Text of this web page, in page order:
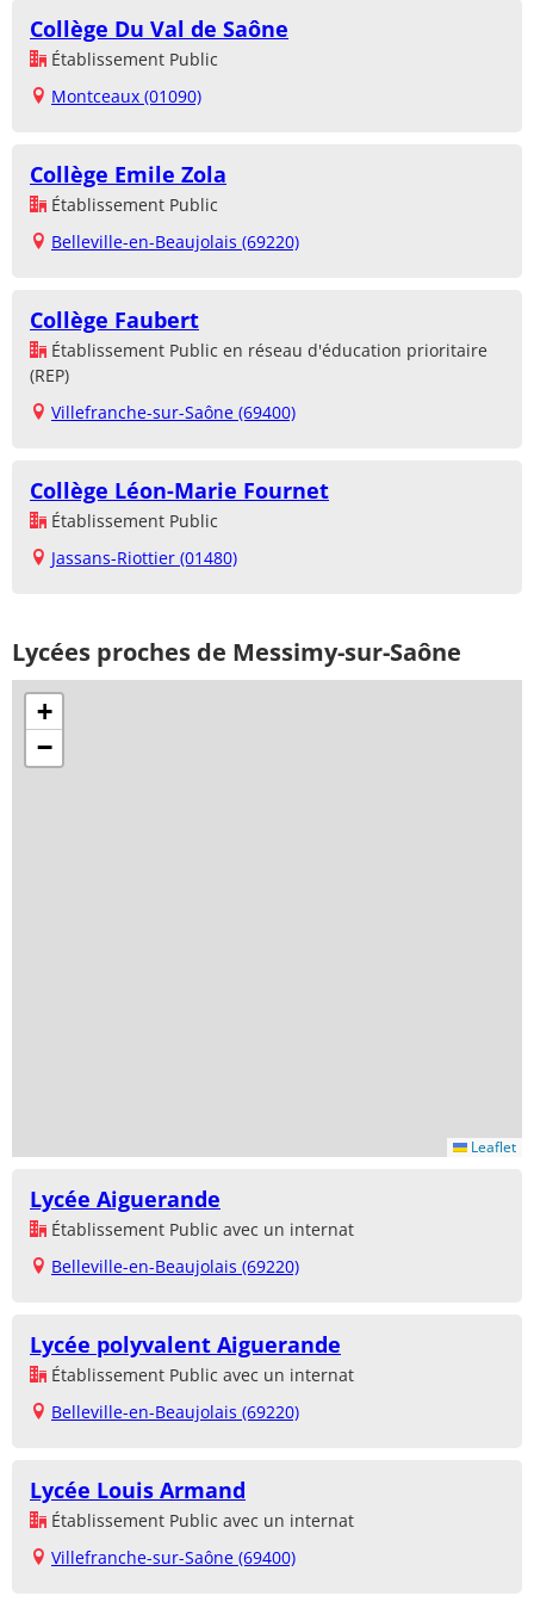
Collège Du Val de Saône
Établissement Public
Montceaux (01090)
Collège Emile Zola
Établissement Public
Belleville-en-Beaujolais (69220)
Collège Faubert
Établissement Public en réseau d'éducation prioritaire
(REP)
Villefranche-sur-Saône (69400)
Collège Léon-Marie Fournet
Établissement Public
Jassans-Riottier (01480)
Lycées proches de Messimy-sur-Saône
+
−
Leaflet
Lycée Aiguerande
Établissement Public avec un internat
Belleville-en-Beaujolais (69220)
Lycée polyvalent Aiguerande
Établissement Public avec un internat
Belleville-en-Beaujolais (69220)
Lycée Louis Armand
Établissement Public avec un internat
Villefranche-sur-Saône (69400)